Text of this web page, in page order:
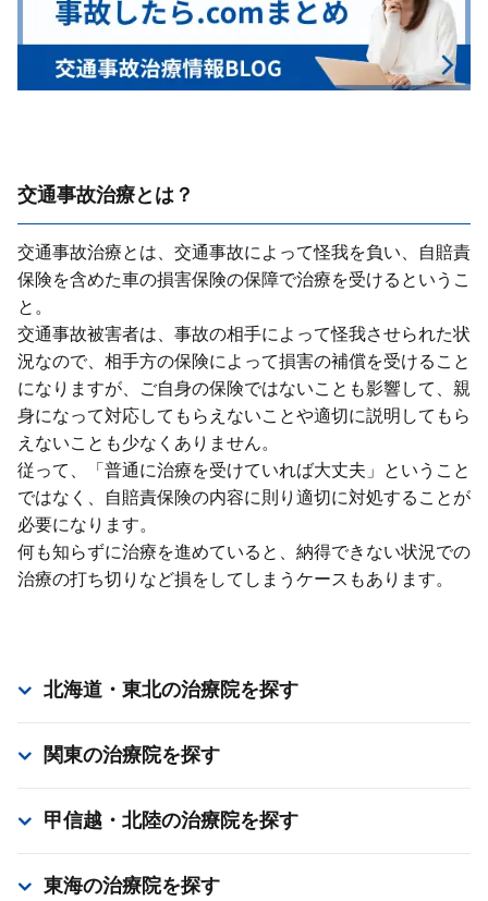
交通事故治療とは？
交通事故治療とは、交通事故によって怪我を負い、⾃賠責
保険を含めた⾞の損害保険の保障で治療を受けるというこ
と。
交通事故被害者は、事故の相⼿によって怪我させられた状
況なので、相⼿⽅の保険によって損害の補償を受けること
になりますが、ご⾃⾝の保険ではないことも影響して、親
⾝になって対応してもらえないことや適切に説明してもら
えないことも少なくありません。
従って、「普通に治療を受けていれば⼤丈夫」ということ
ではなく、⾃賠責保険の内容に則り適切に対処することが
必要になります。
何も知らずに治療を進めていると、納得できない状況での
治療の打ち切りなど損をしてしまうケースもあります。
北海道・東北の治療院を探す
関東の治療院を探す
甲信越・北陸の治療院を探す
東海の治療院を探す